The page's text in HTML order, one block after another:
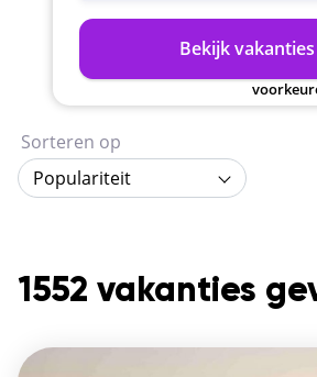
Bekijk vakanties
1552 vakanties
Sorteren op
Populariteit